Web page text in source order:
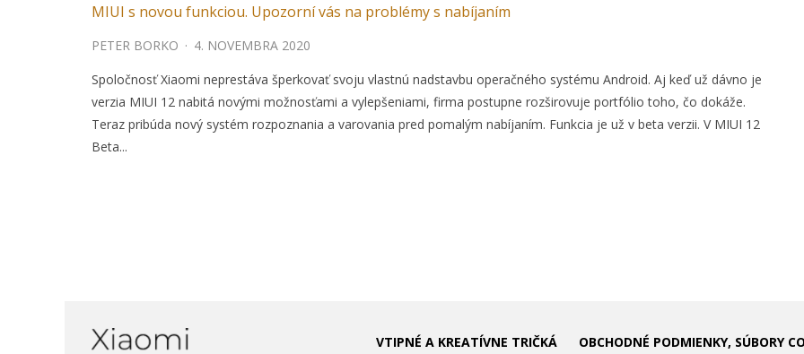
MIUI s novou funkciou. Upozorní vás na problémy s nabíjaním
PETER BORKO · 4. NOVEMBRA 2020
Spoločnosť Xiaomi neprestáva šperkovať svoju vlastnú nadstavbu operačného systému Android. Aj keď už dávno je
verzia MIUI 12 nabitá novými možnosťami a vylepšeniami, firma postupne rozširovuje portfólio toho, čo dokáže.
Teraz pribúda nový systém rozpoznania a varovania pred pomalým nabíjaním. Funkcia je už v beta verzii. V MIUI 12
Beta...
VTIPNÉ A KREATÍVNE TRIČKÁ OBCHODNÉ PODMIENKY, SÚBORY